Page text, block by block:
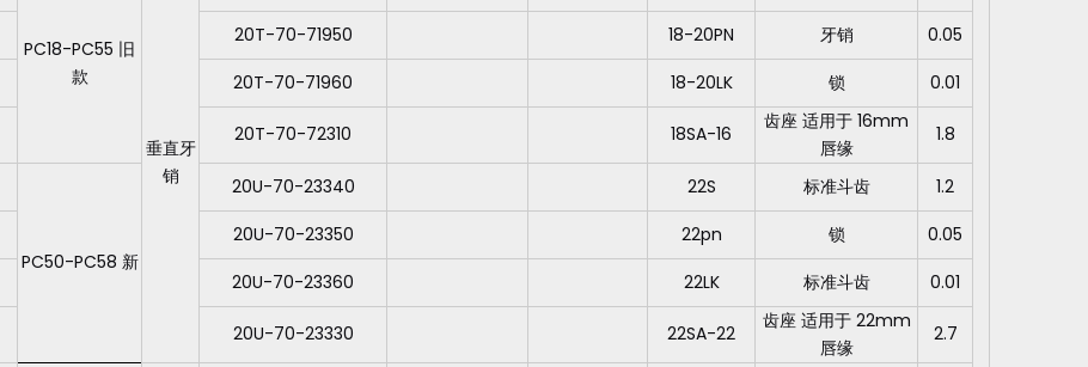
PC18-PC55 旧
款
垂直牙
销
20T-70-71950 18-20PN 牙销
0.05
20T-70-71960 18-20LK 锁 0.01
20T-70-72310 18SA-16
齿座 适用于 16mm
唇缘
1.8
PC50-PC58 新
20U-70-23340 22S 标准斗齿
1.2
20U-70-23350 22pn 锁
0.05
20U-70-23360 22LK 标准斗齿 0.01
20U-70-23330 22SA-22
齿座 适用于 22mm
唇缘
2.7